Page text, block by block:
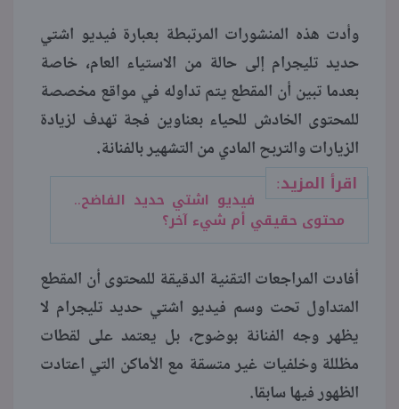
وأدت هذه المنشورات المرتبطة بعبارة فيديو اشتي
حديد تليجرام إلى حالة من الاستياء العام، خاصة
بعدما تبين أن المقطع يتم تداوله في مواقع مخصصة
للمحتوى الخادش للحياء بعناوين فجة تهدف لزيادة
الزيارات والتربح المادي من التشهير بالفنانة.
اقرأ المزيد:
فيديو اشتي حديد الفاضح..
محتوى حقيقي أم شيء آخر؟
أفادت المراجعات التقنية الدقيقة للمحتوى أن المقطع
المتداول تحت وسم فيديو اشتي حديد تليجرام لا
يظهر وجه الفنانة بوضوح، بل يعتمد على لقطات
مظللة وخلفيات غير متسقة مع الأماكن التي اعتادت
الظهور فيها سابقا.